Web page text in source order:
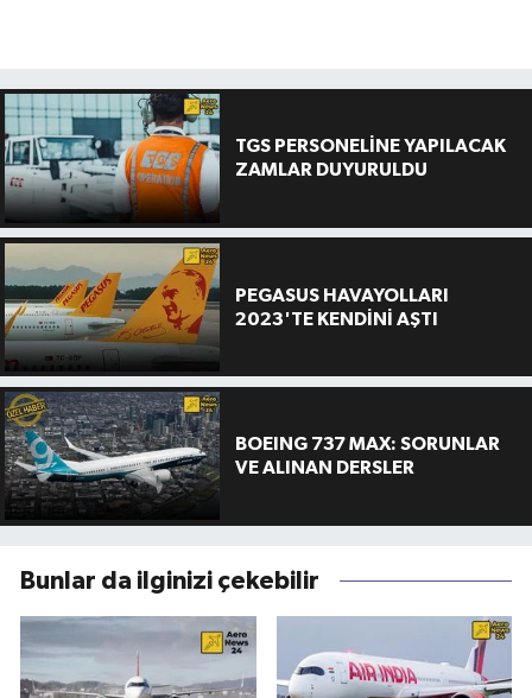
TGS PERSONELİNE YAPILACAK
ZAMLAR DUYURULDU
PEGASUS HAVAYOLLARI
2023'TE KENDİNİ AŞTI
BOEING 737 MAX: SORUNLAR
VE ALINAN DERSLER
Bunlar da ilginizi çekebilir